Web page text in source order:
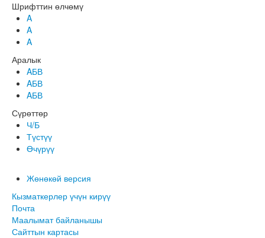
Шрифттин өлчөмү
A
A
A
Аралык
AБВ
AБВ
AБВ
Сүрөттөр
Ч/Б
Түстүү
Өчүрүү
Жөнөкөй версия
Кызматкерлер үчүн кирүү
Почта
Маалымат байланышы
Сайттын картасы